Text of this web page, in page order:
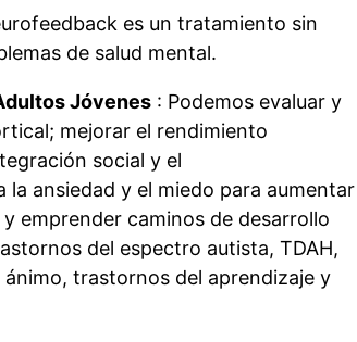
es un tratamiento sin
de salud mental.
Jóvenes : Podemos evaluar y
mejorar el rendimiento
social y el
la ansiedad y el miedo para aumentar
emprender caminos de desarrollo
del espectro autista, TDAH,
trastornos del aprendizaje y